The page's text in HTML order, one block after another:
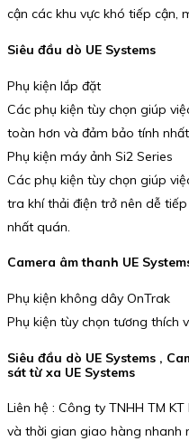
cận các khu vực khó tiếp cận,
Siêu đầu dò UE Systems
Phụ kiện lắp đặt
Các phụ kiện tùy chọn giúp
toàn hơn và đảm bảo tính
Phụ kiện máy ảnh Si2 Series
Các phụ kiện tùy chọn giúp
tra khí thải điện trở nên dễ
nhất quán.
Camera âm thanh UE
Phụ kiện không dây OnTrak
Phụ kiện tùy chọn tương thích
Siêu đầu dò UE Systems ,
sát từ xa UE Systems
Liên hệ : Công ty TNHH TM
và thời gian giao hàng nhanh